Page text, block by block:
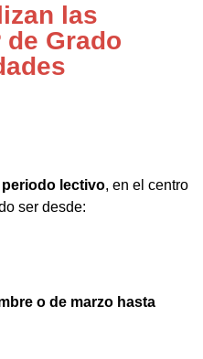
las
Grado
periodo lectivo, en el centro
ser desde:
o de marzo hasta